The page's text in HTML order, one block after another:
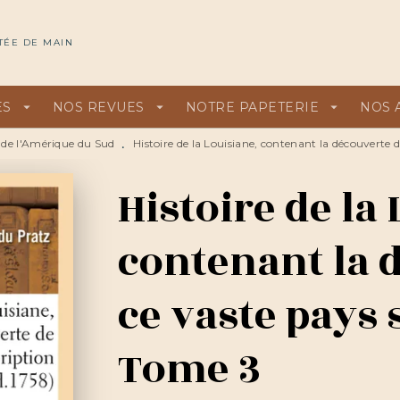
DE MAIN
arrow_drop_down NOS REVUES arrow_drop_down NOTRE PAPETERIE arrow_drop_down NOS
l'Amérique du Sud • Histoire de la Louisiane, contenant la découverte
Histoire de la
contenant la
ce vaste
Tome 3